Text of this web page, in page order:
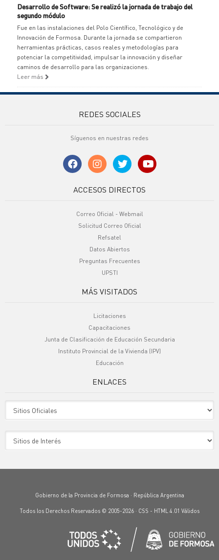
Desarrollo de Software: Se realizó la jornada de trabajo del
segundo módulo
Fue en las instalaciones del Polo Científico, Tecnológico y de
Innovación de Formosa. Durante la jornada se compartieron
herramientas prácticas, casos reales y metodologías para
potenciar la competitividad, impulsar la innovación y diseñar
caminos de desarrollo para las organizaciones.
Leer más
REDES SOCIALES
Síguenos en nuestras redes
ACCESOS DIRECTOS
Correo Oficial - Webmail
Solicitud Correo Oficial
Refsatel
Datos Abiertos
Preguntas Frecuentes
UPSTI
MÁS VISITADOS
Licitaciones
Capacitaciones
Junta de Clasificación de Educación Secundaria
Instituto Provincial de la Vivienda (IPV)
Educación
ENLACES
Gobierno de la Provincia de Formosa · República Argentina
Todos los Derechos Reservados © 2005-2026 · CSS - HTML 4.01 Válidos